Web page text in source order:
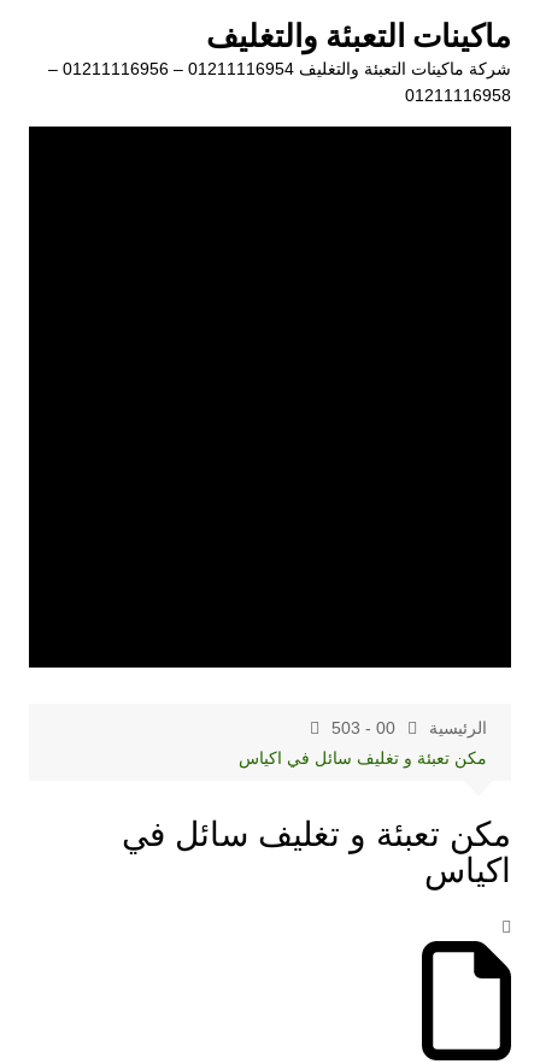
المحتوى
ماكينات التعبئة والتغليف
شركة ماكينات التعبئة والتغليف 01211116954 – 01211116956 –
01211116958
الرئيسية
00 - 503
مكن تعبئة و تغليف سائل في اكياس
مكن تعبئة و تغليف سائل في
اكياس